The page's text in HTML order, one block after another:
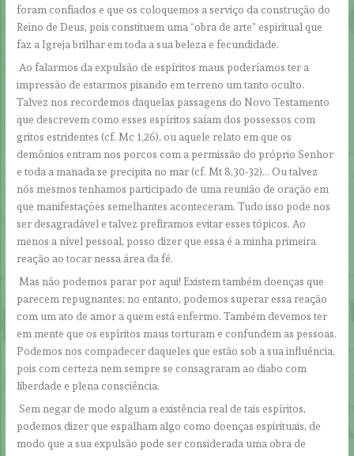
foram confiados e que os coloquemos a serviço da construção do
Reino de Deus, pois constituem uma “obra de arte” espiritual que
faz a Igreja brilhar em toda a sua beleza e fecundidade.
Ao falarmos da expulsão de espíritos maus poderíamos ter a
impressão de estarmos pisando em terreno um tanto oculto.
Talvez nos recordemos daquelas passagens do Novo Testamento
que descrevem como esses espíritos saíam dos possessos com
gritos estridentes (cf. Mc 1,26), ou aquele relato em que os
demônios entram nos porcos com a permissão do próprio Senhor
e toda a manada se precipita no mar (cf. Mt 8,30-32)… Ou talvez
nós mesmos tenhamos participado de uma reunião de oração em
que manifestações semelhantes aconteceram. Tudo isso pode nos
ser desagradável e talvez prefiramos evitar esses tópicos. Ao
menos a nível pessoal, posso dizer que essa é a minha primeira
reação ao tocar nessa área da fé.
Mas não podemos parar por aqui! Existem também doenças que
parecem repugnantes; no entanto, podemos superar essa reação
com um ato de amor a quem está enfermo. Também devemos ter
em mente que os espíritos maus torturam e confundem as pessoas.
Podemos nos compadecer daqueles que estão sob a sua influência,
pois com certeza nem sempre se consagraram ao diabo com
liberdade e plena consciência.
Sem negar de modo algum a existência real de tais espíritos,
podemos dizer que espalham algo como doenças espirituais, de
modo que a sua expulsão pode ser considerada uma obra de